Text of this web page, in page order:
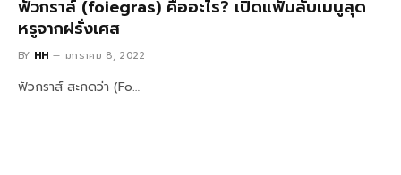
ฟัวกราส์ (foiegras) คืออะไร? เปิดแฟ้มลับเมนูสุด
หรูจากฝรั่งเศส
BY HH มกราคม 8, 2022
ฟัวกราส์ สะกดว่า (Fo…